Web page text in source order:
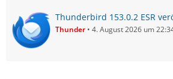
Thunderbird 153.0.2 ESR
Thunder 4. August 2026 um